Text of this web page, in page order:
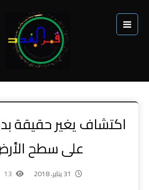
اكتشاف يغير حقيقة
على سطح
31 يناير، 2018 13